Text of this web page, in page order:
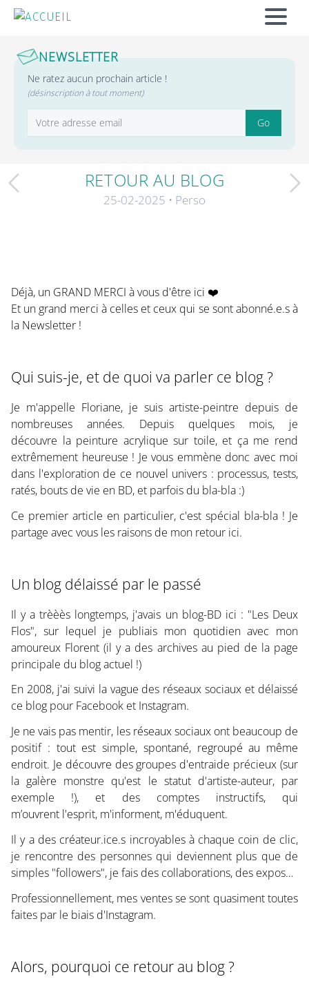
ACCUEIL
NEWSLETTER
Ne ratez aucun prochain article !
(désinscription à tout moment)
Adresse email Go
Article précédentRETOUR AU BLOG
25-02-2025 • Perso
Déjà, un GRAND MERCI à vous d'être ici ❤️
Et un grand merci à celles et ceux qui se sont abonné.e.s à
la Newsletter !
Qui suis-je, et de quoi va parler ce blog ?
Je m'appelle Floriane, je suis artiste-peintre depuis de
nombreuses années. Depuis quelques mois, je
découvre la peinture acrylique sur toile, et ça me rend
extrêmement heureuse ! Je vous emmène donc avec moi
dans l'exploration de ce nouvel univers : processus, tests,
ratés, bouts de vie en BD, et parfois du bla-bla :)
Ce premier article en particulier, c'est spécial bla-bla ! Je
partage avec vous les raisons de mon retour ici.
Un blog délaissé par le passé
Il y a trèèès longtemps, j'avais un blog-BD ici : "Les Deux
Flos", sur lequel je publiais mon quotidien avec mon
amoureux Florent (il y a des archives au pied de la page
principale du blog actuel !)
En 2008, j'ai suivi la vague des réseaux sociaux et délaissé
ce blog pour Facebook et Instagram.
Je ne vais pas mentir, les réseaux sociaux ont beaucoup de
positif : tout est simple, spontané, regroupé au même
endroit. Je découvre des groupes d'entraide précieux (sur
la galère monstre qu'est le statut d'artiste-auteur, par
exemple !), et des comptes instructifs, qui
m’ouvrent l'esprit, m'informent, m'éduquent.
Il y a des créateur.ice.s incroyables à chaque coin de clic,
je rencontre des personnes qui deviennent plus que de
simples "followers", je fais des collaborations, des expos…
Professionnellement, mes ventes se sont quasiment toutes
faites par le biais d'Instagram.
Alors, pourquoi ce retour au blog ?